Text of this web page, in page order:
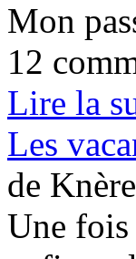
Mon
12
Lire la
Les
de
Une fois